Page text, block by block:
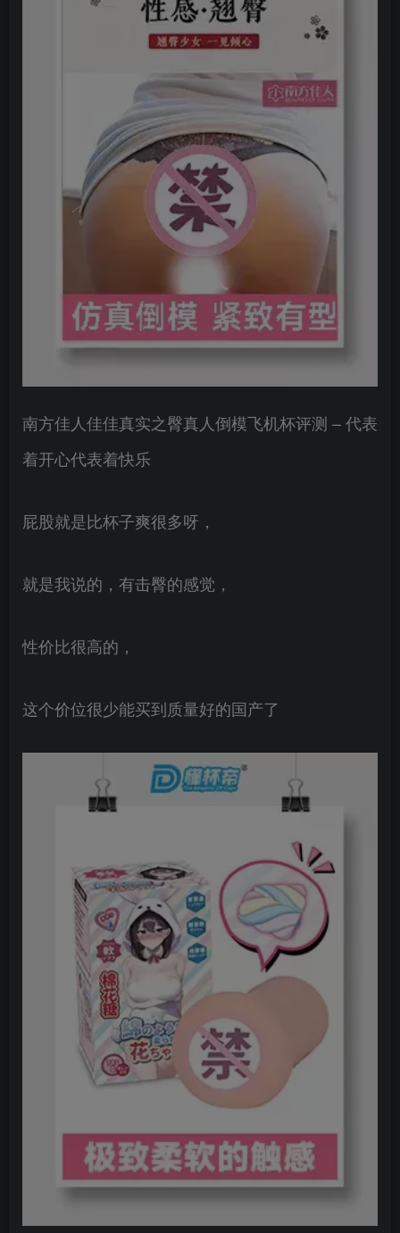
南方佳人佳佳真实之臀真人倒模飞机杯评测 – 代表
着开心代表着快乐
屁股就是比杯子爽很多呀，
就是我说的，有击臀的感觉，
性价比很高的，
这个价位很少能买到质量好的国产了